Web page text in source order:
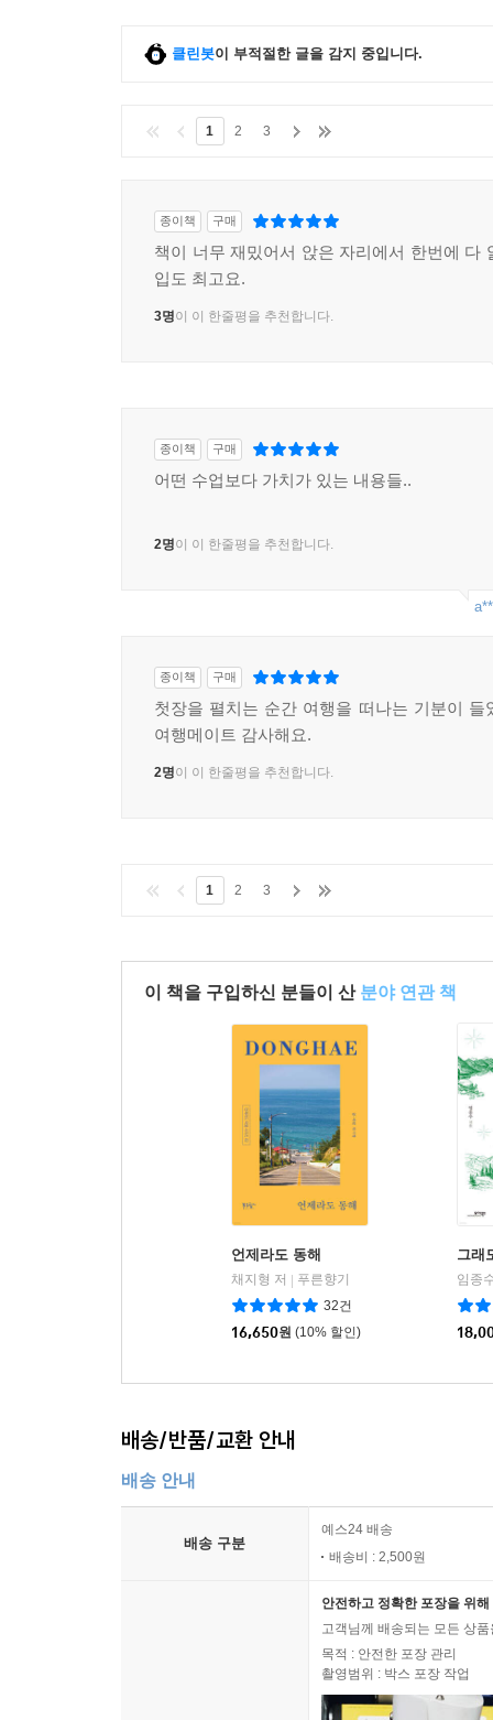
클린봇이 부적절한 글을 감지 중입니다.
1 2 3
종이책 구매
책이 너무 재밌어서 앉은 자리에서 한번에 다
입도 최고요.
3명이 이 한줄평을 추천합니다.
종이책 구매
어떤 수업보다 가치가 있는 내용들..
2명이 이 한줄평을 추천합니다.
종이책 구매
첫장을 펼치는 순간 여행을 떠나는 기분이 들
여행메이트 감사해요.
2명이 이 한줄평을 추천합니다.
1 2 3
이 책을 구입하신 분들이 산 분야 연관 책
언제라도 동해
채지형 저
푸른향기
32건
16,650원 (10% 할인)
그래
임종
배송/반품/교환 안내
배송 안내
배송 구분
예스24 배송
배송비 : 2,500원
안전하고 정확한 포장을 위
고객님께 배송되는 모든 상
목적 : 안전한 포장 관리
촬영범위 : 박스 포장 작업